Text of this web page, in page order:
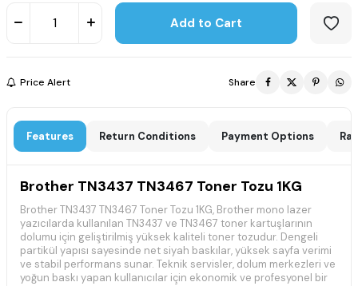
Add to Cart
Price Alert Share
Features Return Conditions Payment Options
Brother TN3437 TN3467 Toner Tozu 1KG
Brother TN3437 TN3467 Toner Tozu 1KG, Brother mono lazer
yazıcılarda kullanılan TN3437 ve TN3467 toner kartuşlarının
dolumu için geliştirilmiş yüksek kaliteli toner tozudur. Dengeli
partikül yapısı sayesinde net siyah baskılar, yüksek sayfa verimi
ve stabil performans sunar. Teknik servisler, dolum merkezleri ve
yoğun baskı yapan kullanıcılar için ekonomik ve profesyonel bir